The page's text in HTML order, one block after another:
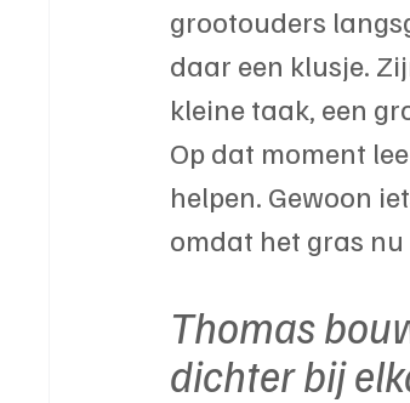
grootouders
daar een klusje.
kleine taak, een
Op dat moment
helpen. Gewoon
omdat het gras
Thomas
dichter bij